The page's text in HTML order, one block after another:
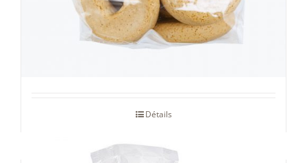
Beignets sans sucre ajouté
Détails